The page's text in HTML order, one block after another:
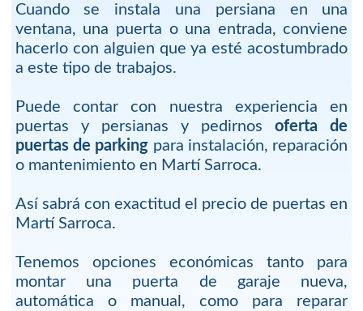
Cuando se instala una persiana en una
ventana, una puerta o una entrada, conviene
hacerlo con alguien que ya esté acostumbrado
a este tipo de trabajos.
Puede contar con nuestra experiencia en
puertas y persianas y pedirnosoferta de
puertas de parking para instalación, reparación
o mantenimiento en Martí Sarroca.
Así sabrá con exactitud el precio de puertas en
Martí Sarroca.
Tenemos opciones económicas tanto para
montar una puerta de garaje nueva,
automática o manual, como para reparar